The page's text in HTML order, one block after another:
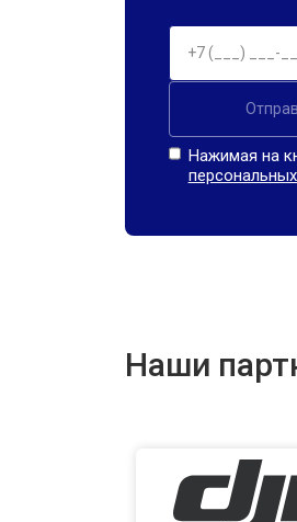
Нажимая на
Наши